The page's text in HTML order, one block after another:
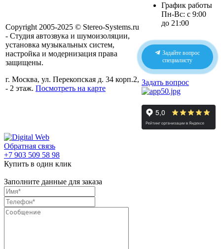
Copyright 2005-2025 © Stereo-Systems.ru
- Студия автозвука и шумоизоляции,
установка музыкальных систем,
настройка и модернизация права
защищены.
г. Москва, ул. Перекопская д. 34 корп.2,
- 2 этаж. Посмотреть на карте
График работы
Пн-Вс: с 9:00
до 21:00
Задайте вопрос
специалисту
Задать вопрос
Обратная связь
+7 903 509 58 98
Купить в один клик
Заполните данные для заказа